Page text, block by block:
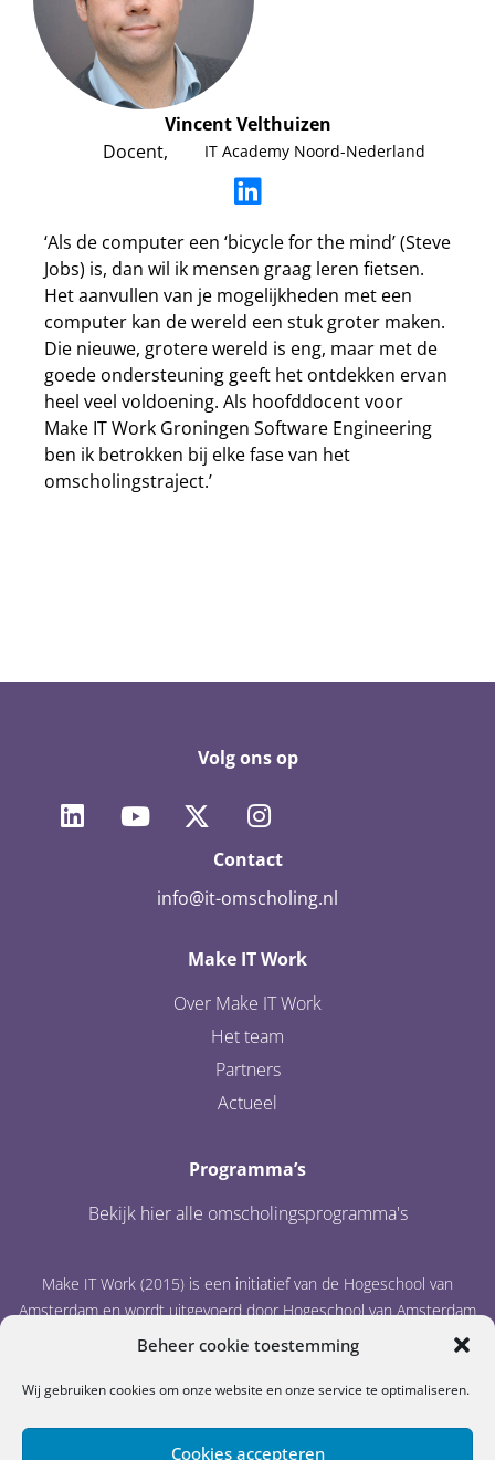
Beheer cookie toestemming
Wij gebruiken cookies om onze website en onze service te optimaliseren.
Cookies accepteren
Vincent Velthuizen
Docent,
IT Academy Noord-Nederland
‘Als de computer een ‘bicycle for the mind’ (Steve
Jobs) is, dan wil ik mensen graag leren fietsen.
Het aanvullen van je mogelijkheden met een
computer kan de wereld een stuk groter maken.
Die nieuwe, grotere wereld is eng, maar met de
goede ondersteuning geeft het ontdekken ervan
heel veel voldoening. Als hoofddocent voor
Make IT Work Groningen Software Engineering
ben ik betrokken bij elke fase van het
omscholingstraject.’
Volg ons op
Contact
info@it-omscholing.nl
Make IT Work
Over Make IT Work
Het team
Partners
Actueel
Programma’s
Bekijk hier alle omscholingsprogramma's
Make IT Work (2015) is een initiatief van de Hogeschool van
Amsterdam en wordt uitgevoerd door Hogeschool van Amsterdam
en IT Academy Noord-Nederland.